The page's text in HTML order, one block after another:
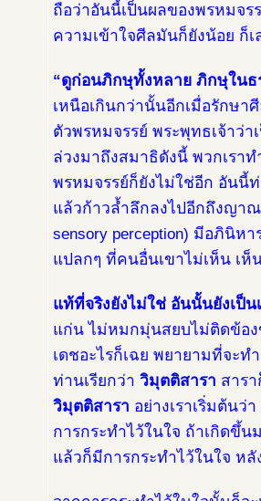
ถือว่าอันนี้เป็นผลของพรหมจร
ความเข้าใจศีลมันก็ยังน้อย ก็
“ดูก่อนภิกษุทั้งหลาย ภิกษุในธ
เหนือเกินกว่านั้นอีกเมื่อรักษา
ตัวพรหมจรรย์ พระพุทธเจ้าว่
ล่วงมาถึงสมาธิดังนี้ พวกเรา
พรหมจรรย์ก็ยังไม่ใช่อีก อันนี้ท่
แล้วก้าวล้ำลึกลงไปอีกถึงญา
sensory perception) มีอภินิห
แปลกๆ ที่คนอื่นเขาไม่เห็น เ
แท้ที่จริงยังไม่ใช่ อันนั้นยังเป็น
แก่น ไม่หมกมุ่นสยบไม่ติดข้อง
เดชอะไรก็เฉย พยายามที่จะ
ท่านเรียกว่า วิมุตติสารา สาร
วิมุตติสารา อย่างเราเริ่มต้นว่า
การกระทำไว้ในใจ ถ้าเกิดขึ้
แล้วก็มีการกระทำไว้ในใจ ห